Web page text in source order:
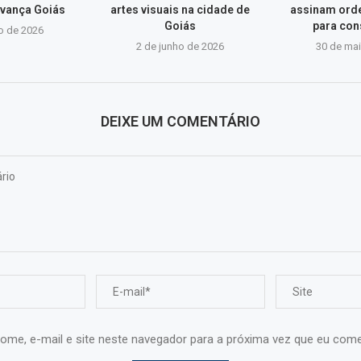
Goiás
de 2026
artes visuais na cidade de
Goiás
2 de junho de 2026
assinam
para
30 de
DEIXE UM COMENTÁRIO
e-mail e site neste navegador para a próxima vez que eu